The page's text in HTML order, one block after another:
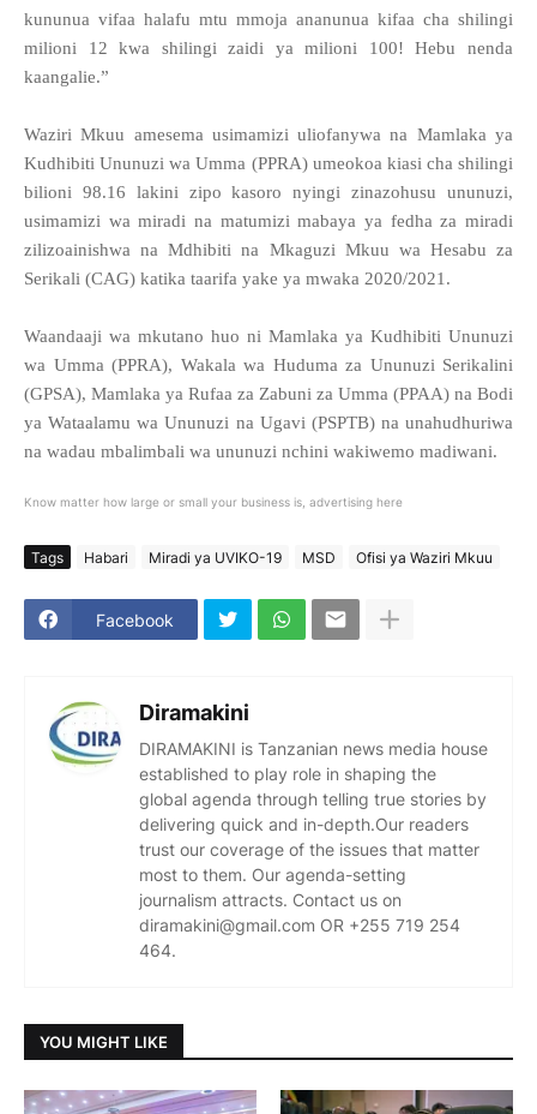
kununua vifaa halafu mtu mmoja ananunua kifaa cha shilingi
milioni 12 kwa shilingi zaidi ya milioni 100! Hebu nenda
kaangalie.”
Waziri Mkuu amesema usimamizi uliofanywa na Mamlaka ya
Kudhibiti Ununuzi wa Umma (PPRA) umeokoa kiasi cha shilingi
bilioni 98.16 lakini zipo kasoro nyingi zinazohusu ununuzi,
usimamizi wa miradi na matumizi mabaya ya fedha za miradi
zilizoainishwa na Mdhibiti na Mkaguzi Mkuu wa Hesabu za
Serikali (CAG) katika taarifa yake ya mwaka 2020/2021.
Waandaaji wa mkutano huo ni Mamlaka ya Kudhibiti Ununuzi
wa Umma (PPRA), Wakala wa Huduma za Ununuzi Serikalini
(GPSA), Mamlaka ya Rufaa za Zabuni za Umma (PPAA) na Bodi
ya Wataalamu wa Ununuzi na Ugavi (PSPTB) na unahudhuriwa
na wadau mbalimbali wa ununuzi nchini wakiwemo madiwani.
Know matter how large or small your business is, advertising here
Tags Habari Miradi ya UVIKO-19 MSD Ofisi ya Waziri Mkuu
Facebook
Diramakini
DIRAMAKINI is Tanzanian news media house
established to play role in shaping the
global agenda through telling true stories by
delivering quick and in-depth.Our readers
trust our coverage of the issues that matter
most to them. Our agenda-setting
journalism attracts. Contact us on
diramakini@gmail.com OR +255 719 254
464.
YOU MIGHT LIKE